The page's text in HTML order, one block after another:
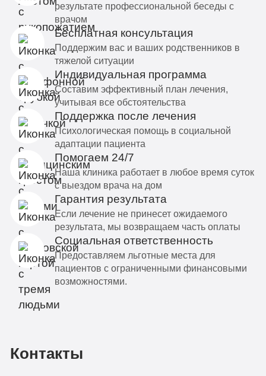
результате профессиональной беседы с
врачом
Бесплатная консультация
Поддержим вас и ваших родственников в
тяжелой ситуации
Индивидуальная программа
Составим эффективный план лечения,
учитывая все обстоятельства
Поддержка после лечения
Психологическая помощь в социальной
адаптации пациента
Помогаем 24/7
Наша клиника работает в любое время суток
с выездом врача на дом
Гарантия результата
Если лечение не принесет ожидаемого
результата, мы возвращаем часть оплаты
Социальная ответственность
Предоставляем льготные места для
пациентов с ограниченными финансовыми
возможностями.
Контакты